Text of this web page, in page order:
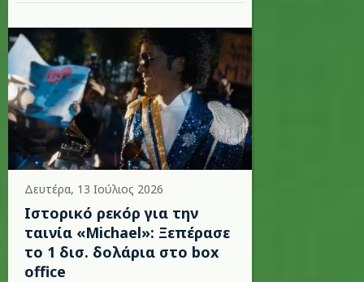
Δευτέρα, 13 Ιούλιος 2026
Ιστορικό ρεκόρ για την
ταινία «Michael»: Ξεπέρασε
το 1 δισ. δολάρια στο box
office